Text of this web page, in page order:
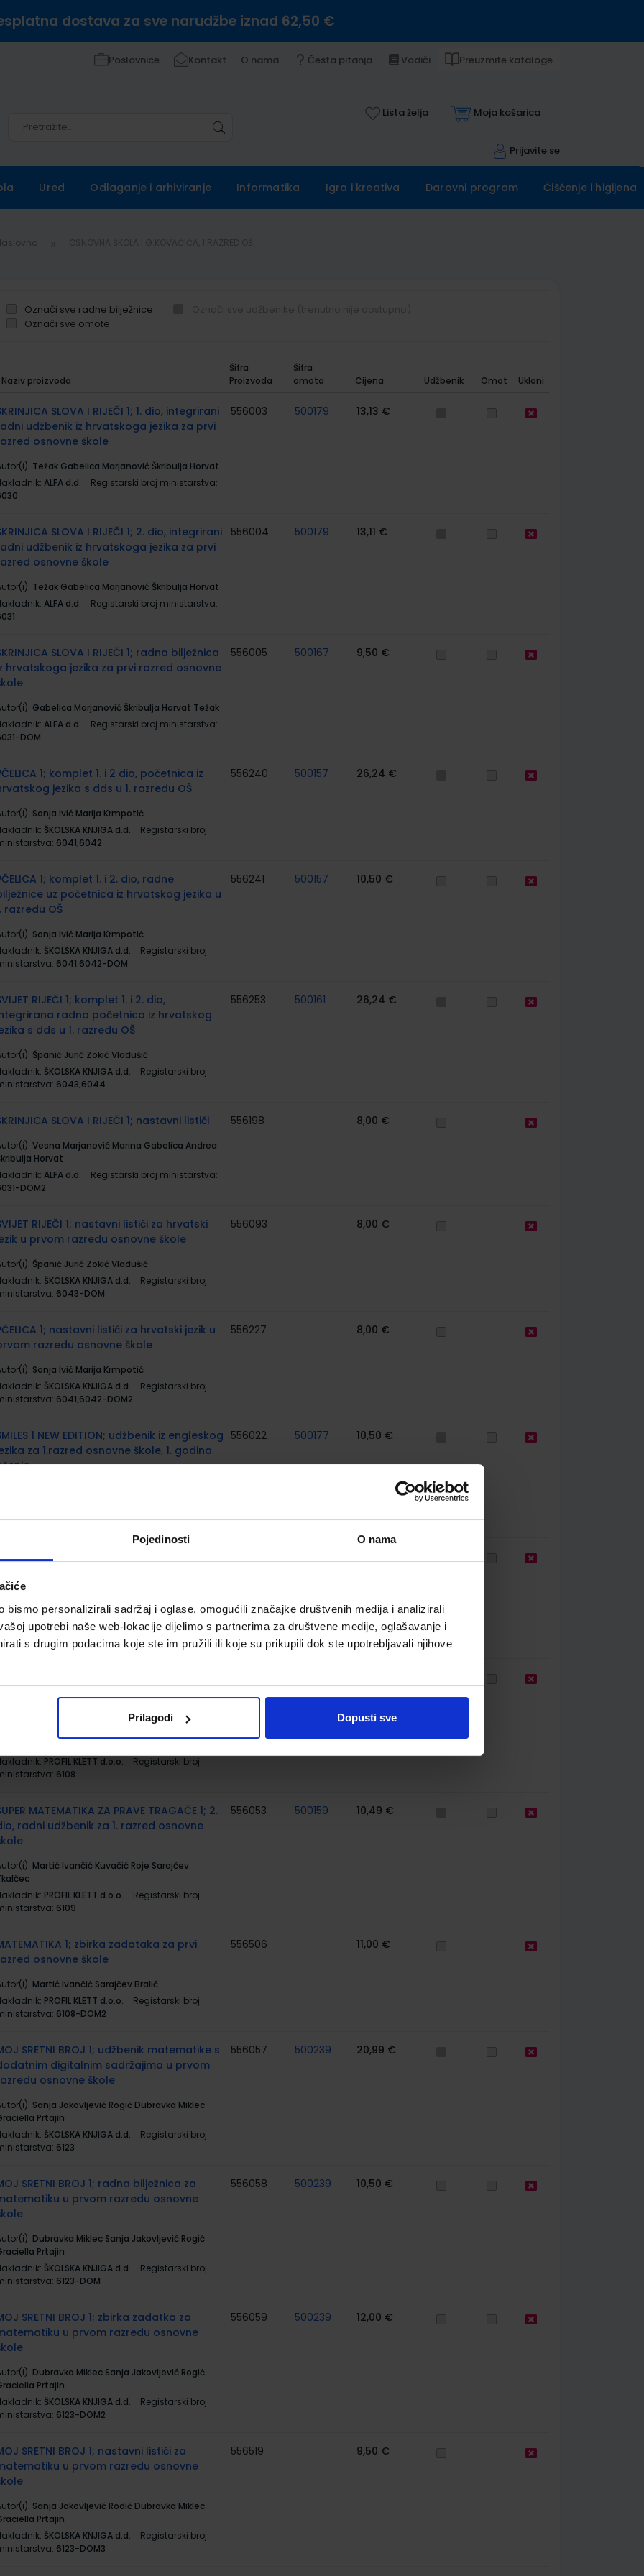
Pojedinosti O nama
bismo personalizirali sadržaj i oglase, omogućili značajke društvenih medija i analizirali
upotrebi naše web-lokacije dijelimo s partnerima za društvene medije, oglašavanje i
s drugim podacima koje ste im pružili ili koje su prikupili dok ste upotrebljavali njihove
Prilagodi Dopusti sve
dostava za sve narudžbe iznad 62,50 €
Poslovnice Kontakt O nama Česta pitanja Vodiči Preuzmite kataloge
Lista želja Moja košarica
Prijavite se
Ured Odlaganje i arhiviranje Informatika Igra i kreativa Darovni program Čišćenje i higijena
Označi sve radne bilježnice
Označi sve omote
Naziv proizvoda
Šifra
Proizvoda
Šifra
omota
Cijena Udžbenik Omot Ukloni
SLOVA I RIJEČI 1; 1. dio, integrirani
udžbenik iz hrvatskoga jezika za prvi
osnovne škole
Težak Gabelica Marjanović Škribulja Horvat
ALFA d.d.
Registarski broj ministarstva:
556003 500179 13,13 €
SLOVA I RIJEČI 1; 2. dio, integrirani
udžbenik iz hrvatskoga jezika za prvi
osnovne škole
Težak Gabelica Marjanović Škribulja Horvat
ALFA d.d.
Registarski broj ministarstva:
556004 500179 13,11 €
SLOVA I RIJEČI 1; radna bilježnica
hrvatskoga jezika za prvi razred osnovne
Gabelica Marjanović Škribulja Horvat Težak
ALFA d.d.
Registarski broj ministarstva:
DOM
556005 500167 9,50 €
1; komplet 1. i 2 dio, početnica iz
jezika s dds u 1. razredu OŠ
Sonja Ivić Marija Krmpotić
ŠKOLSKA KNJIGA d.d.
Registarski broj
6041;6042
556240 500157 26,24 €
1; komplet 1. i 2. dio, radne
uz početnica iz hrvatskog jezika u
razredu OŠ
Sonja Ivić Marija Krmpotić
ŠKOLSKA KNJIGA d.d.
Registarski broj
6041;6042-DOM
556241 500157 10,50 €
RIJEČI 1; komplet 1. i 2. dio,
radna početnica iz hrvatskog
s dds u 1. razredu OŠ
Španić Jurić Zokić Vladušić
ŠKOLSKA KNJIGA d.d.
Registarski broj
6043;6044
556253 500161 26,24 €
SLOVA I RIJEČI 1; nastavni listići
Vesna Marjanović Marina Gabelica Andrea
Horvat
ALFA d.d.
Registarski broj ministarstva:
DOM2
556198 8,00 €
RIJEČI 1; nastavni listići za hrvatski
u prvom razredu osnovne škole
Španić Jurić Zokić Vladušić
ŠKOLSKA KNJIGA d.d.
Registarski broj
6043-DOM
556093 8,00 €
1; nastavni listići za hrvatski jezik u
razredu osnovne škole
Sonja Ivić Marija Krmpotić
ŠKOLSKA KNJIGA d.d.
Registarski broj
6041;6042-DOM2
556227 8,00 €
1 NEW EDITION; udžbenik iz engleskog
za 1.razred osnovne škole, 1. godina
556022 500177 10,50 €
1 NEW EDITION; radna bilježnica iz
godina učenja
Jenny Dooley
ALFA d.d.
Registarski broj ministarstva:
DOM
PROFIL KLETT d.o.o.
Registarski broj
6108
MATEMATIKA ZA PRAVE TRAGAČE 1; 2.
radni udžbenik za 1. razred osnovne
Martić Ivančić Kuvačić Roje Sarajčev
PROFIL KLETT d.o.o.
Registarski broj
6109
556053 500159 10,49 €
1; zbirka zadataka za prvi
osnovne škole
Martić Ivančić Sarajčev Bralić
PROFIL KLETT d.o.o.
Registarski broj
6108-DOM2
556506 11,00 €
SRETNI BROJ 1; udžbenik matematike s
digitalnim sadržajima u prvom
osnovne škole
Sanja Jakovljević Rogić Dubravka Miklec
Prtajin
ŠKOLSKA KNJIGA d.d.
Registarski broj
6123
556057 500239 20,99 €
SRETNI BROJ 1; radna bilježnica za
u prvom razredu osnovne
Dubravka Miklec Sanja Jakovljević Rogić
Prtajin
ŠKOLSKA KNJIGA d.d.
Registarski broj
6123-DOM
556058 500239 10,50 €
SRETNI BROJ 1; zbirka zadatka za
u prvom razredu osnovne
Dubravka Miklec Sanja Jakovljević Rogić
Prtajin
ŠKOLSKA KNJIGA d.d.
Registarski broj
6123-DOM2
556059 500239 12,00 €
SRETNI BROJ 1; nastavni listići za
u prvom razredu osnovne
Sanja Jakovljević Rodić Dubravka Miklec
Prtajin
ŠKOLSKA KNJIGA d.d.
Registarski broj
6123-DOM3
556519 9,50 €